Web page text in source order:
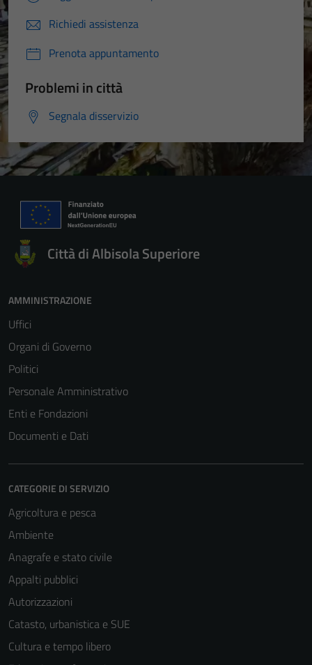
Richiedi assistenza
Prenota appuntamento
Problemi in città
Segnala disservizio
Città di Albisola Superiore
AMMINISTRAZIONE
Uffici
Organi di Governo
Politici
Personale Amministrativo
Enti e Fondazioni
Documenti e Dati
CATEGORIE DI SERVIZIO
Agricoltura e pesca
Ambiente
Anagrafe e stato civile
Appalti pubblici
Autorizzazioni
Catasto, urbanistica e SUE
Cultura e tempo libero